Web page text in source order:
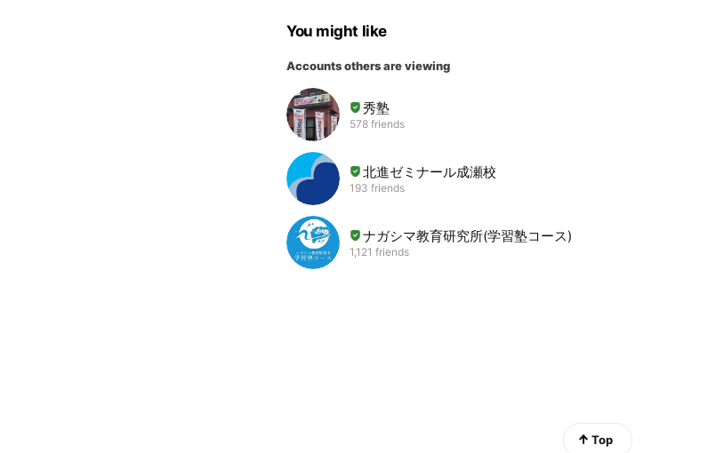
You might like
Accounts others are viewing
秀塾
578 friends
北進ゼミナール成瀬校
193 friends
ナガシマ教育研究所(学習塾コース)
1,121 friends
Top